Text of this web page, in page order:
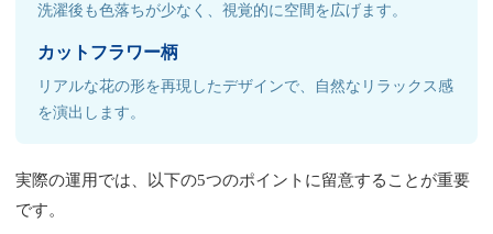
洗濯後も色落ちが少なく、視覚的に空間を広げます。
カットフラワー柄
リアルな花の形を再現したデザインで、自然なリラックス感
を演出します。
実際の運用では、以下の5つのポイントに留意することが重要
です。